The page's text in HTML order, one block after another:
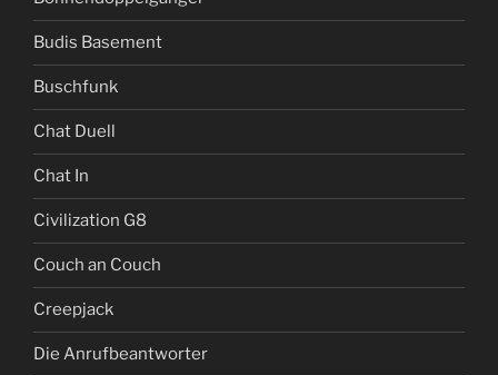
Budis Basement
Buschfunk
Chat Duell
Chat In
Civilization G8
Couch an Couch
Creepjack
Die Anrufbeantworter